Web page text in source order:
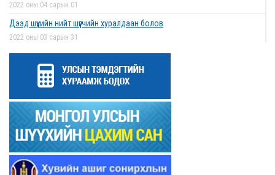
2022 оны 04 сарын 01
Дээд шүүхийн нийт шүүгчийн хуралдаан болов
2022 оны 03 сарын 31
Нээлттэй ажлын байрны зар
2022 оны 03 сарын 31
Д.Гүрсоронз нарт холбогдох хэргийг хяналтын шатны шүүх хуралдаанаар
хэлэлцүүлэхээс татгалзав
2022 оны 03 сарын 30
Дээд шүүхийн нийт шүүгчийн хуралдаан болно
Сургалтын хөтөлбөрийн хороо хуралдлаа